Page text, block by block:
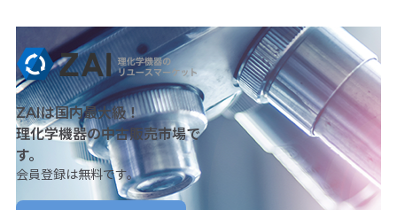
ZAIは国内最大級！
理化学機器の中古販売市場で
す。
会員登録は無料です。